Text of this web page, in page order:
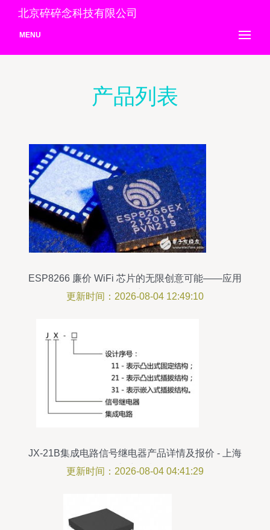
北京碎碎念科技有限公司
MENU
产品列表
ESP8266 廉价 WiFi 芯片的无限创意可能——应用
场景详解
更新时间：2026-08-04 12:49:10
JX-21B集成电路信号继电器产品详情及报价 - 上海
上继科技
更新时间：2026-08-04 04:41:29